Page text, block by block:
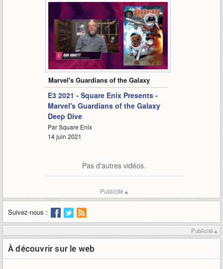
4:30
Marvel's Guardians of the Galaxy
E3 2021 - Square Enix Presents -
Marvel's Guardians of the Galaxy
Deep Dive
Par Square Enix
14 juin 2021
Pas d'autres vidéos.
Publicité ▴
Suivez-nous :
Publicité ▴
À découvrir sur le web